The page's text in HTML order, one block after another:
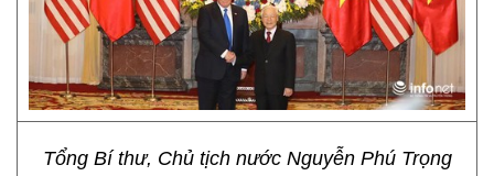
Tổng Bí thư, Chủ tịch nước Nguyễn Phú Trọng